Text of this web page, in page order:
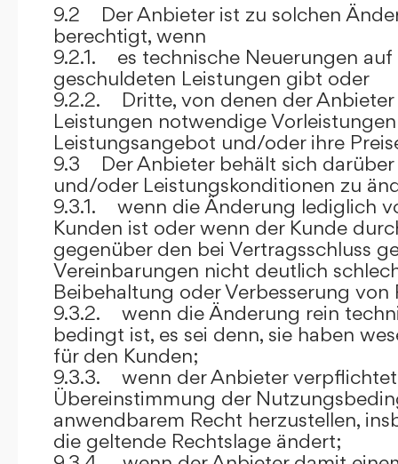
9.2 Der Anbieter ist zu solchen
berechtigt, wenn
9.2.1. es technische Neuerungen
geschuldeten Leistungen gibt oder
9.2.2. Dritte, von denen der Anbieter
Leistungen notwendige
Leistungsangebot und/oder ihre
9.3 Der Anbieter behält sich darüber
und/oder Leistungskonditionen zu
9.3.1. wenn die Änderung lediglich
Kunden ist oder wenn der Kunde
gegenüber den bei Vertragsschluss
Vereinbarungen nicht deutlich
Beibehaltung oder Verbesserung
9.3.2. wenn die Änderung rein
bedingt ist, es sei denn, sie haben
für den Kunden;
9.3.3. wenn der Anbieter verpflichtet
Übereinstimmung der
anwendbarem Recht herzustellen,
die geltende Rechtslage ändert;